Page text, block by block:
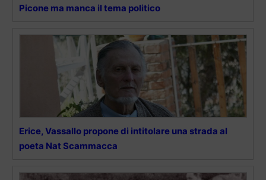
Picone ma manca il tema politico
Erice, Vassallo propone di intitolare una strada al
poeta Nat Scammacca